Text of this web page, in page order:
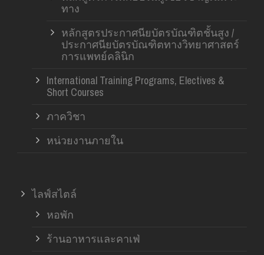
ทาง
หลักสูตรประกาศนียบัตรบัณฑิตชั้นสูง /
ประกาศนียบัตรบัณฑิตทางวิทยาศาสตร์
การแพทย์คลินิก
International Training Programs, Electives &
Short Courses
ภาควิชา
หน่วยงานภายใน
ไลฟ์สไตล์
หอพัก
ร้านอาหารและคาเฟ่